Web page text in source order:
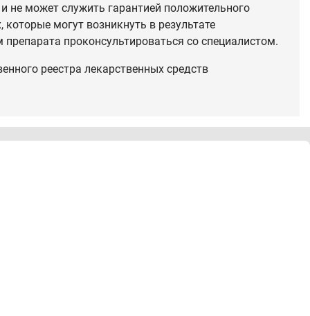
не может служить гарантией положительного
могут возникнуть в результате
проконсультироваться со специалистом.
реестра лекарственных средств